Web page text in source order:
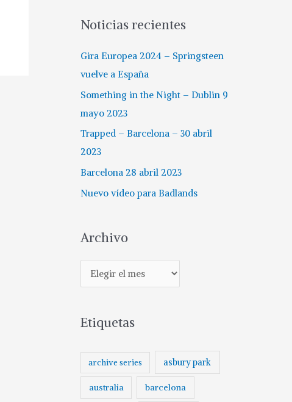
r
:
Noticias recientes
Gira Europea 2024 – Springsteen
vuelve a España
Something in the Night – Dublin 9
mayo 2023
Trapped – Barcelona – 30 abril
2023
Barcelona 28 abril 2023
Nuevo vídeo para Badlands
Archivo
r
h
o
Etiquetas
archive series asbury park
australia barcelona